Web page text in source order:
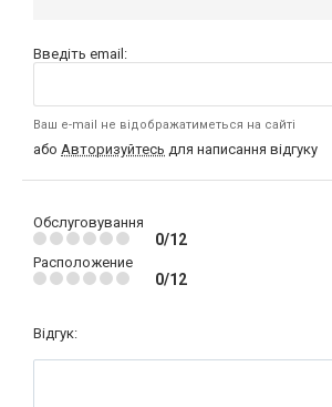
Введіть email:
Ваш e-mail не відображатиметься на сайті
або Авторизуйтесь для написання відгуку
Обслуговування
0/12
Расположение
0/12
Відгук: